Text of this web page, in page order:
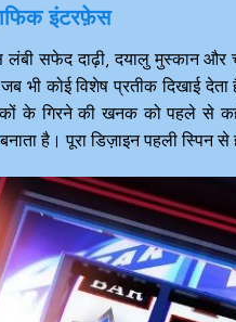
इंटरफ़ेस
लंबी सफेद दाढ़ी, दयालु मुस्कान
कोई विशेष प्रतीक दिखाई देता
के गिरने की खनक को पहले से
है। पूरा डिज़ाइन पहली स्पिन से